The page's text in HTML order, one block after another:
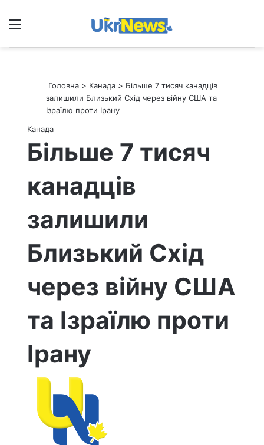
Меню
Головна > Канада > Більше 7 тисяч канадців
залишили Близький Схід через війну США та
Ізраїлю проти Ірану
Канада
Більше 7 тисяч
канадців
залишили
Близький Схід
через війну США
та Ізраїлю проти
Ірану